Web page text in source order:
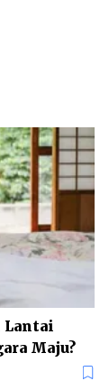
Lantai
Maju?